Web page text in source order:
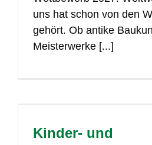
uns hat schon von den
gehört. Ob antike
Meisterwerke [...]
Kinder- und